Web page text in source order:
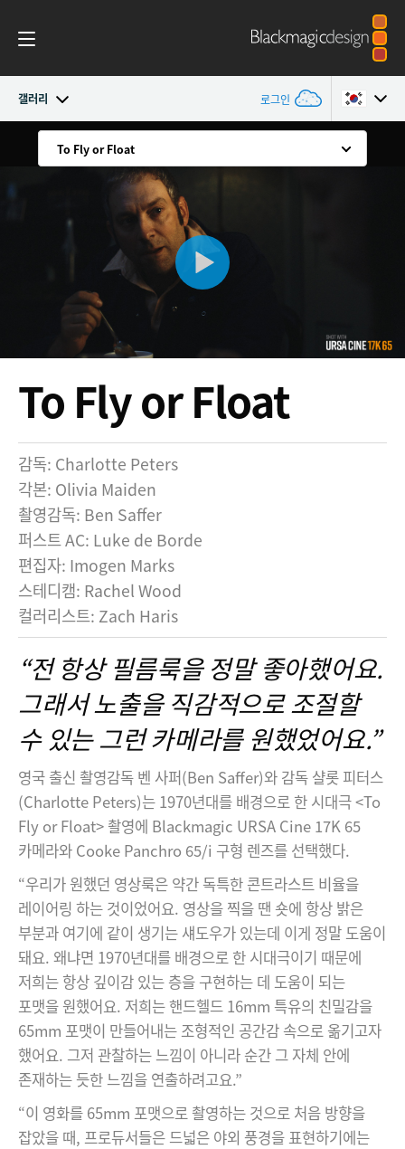
갤러리 로그인
Blackmagic URSA Cine
Blackmagic RAW
Media Dock
Argentina
Austria
Canada
China
Denmark
Finland
France
Germany
Hong Kong SAR, China
India
Italy
Japan
Korea
Mexico
Malaysia
Netherlands
New Zealand
Norway
Poland
Portugal
Singapore
South Africa
Spain
Sweden
To Fly or Float
To Fly or Float
The Woodworker
Iceland
The Ranch
In Joshua Tree Behind the Scenes
LED Panel Studio Test
Flamenco Night
To Flyor Float
감독: Charlotte Peters
각본: Olivia Maiden
촬영감독: Ben Saffer
퍼스트 AC: Luke de Borde
편집자: Imogen Marks
스테디캠: Rachel Wood
컬러리스트: Zach Haris
“전 항상 필름룩을 정말 좋아했어요.
그래서 노출을 직감적으로 조절할
수 있는 그런 카메라를 원했었어요.”
영국 출신 촬영감독 벤 사퍼(Ben Saffer)와 감독 샬롯 피터스
(Charlotte Peters)는 1970년대를 배경으로 한 시대극 <To
Fly or Float> 촬영에 Blackmagic URSA Cine 17K 65
카메라와 Cooke Panchro 65/i 구형 렌즈를 선택했다.
“우리가 원했던 영상룩은 약간 독특한 콘트라스트 비율을
레이어링 하는 것이었어요. 영상을 찍을 땐 숏에 항상 밝은
부분과 여기에 같이 생기는 섀도우가 있는데 이게 정말 도움이
돼요. 왜냐면 1970년대를 배경으로 한 시대극이기 때문에
저희는 항상 깊이감 있는 층을 구현하는 데 도움이 되는
포맷을 원했어요. 저희는 핸드헬드 16mm 특유의 친밀감을
65mm 포맷이 만들어내는 조형적인 공간감 속으로 옮기고자
했어요. 그저 관찰하는 느낌이 아니라 순간 그 자체 안에
존재하는 듯한 느낌을 연출하려고요.”
“이 영화를 65mm 포맷으로 촬영하는 것으로 처음 방향을
잡았을 때, 프로듀서들은 드넓은 야외 풍경을 표현하기에는